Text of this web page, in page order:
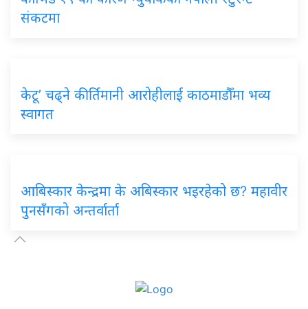
संकटमा
केटू’ चढ्ने कीर्तिमानी आरोहीलाई काठमाडौँमा भव्य
स्वागत
आबिस्कार केन्द्रमा के अबिस्कार भइरहेको छ? महावीर
पुनसँगको अन्तर्वार्ता